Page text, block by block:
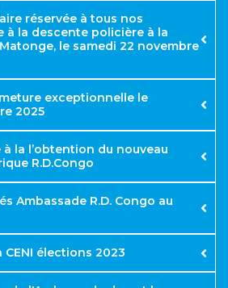
réservée à tous nos
à la descente policière à la
le samedi 22 novembre
exceptionnelle le
2025
la l’obtention du nouveau
R.D.Congo
e-nif
Ambassade R.D. Congo au
élections 2023